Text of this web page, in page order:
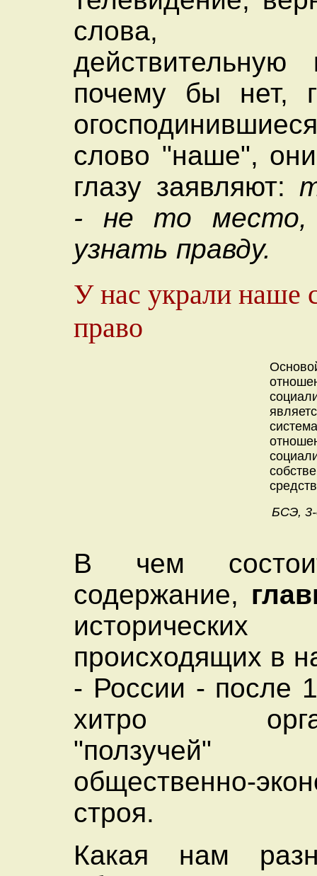
слова,
почему бы нет,
слово "наше",
глазу заявляют:
- не то место,
узнать правду.
У нас украли наше
право
БСЭ, 3-
В чем
содержание,
исторических
происходящих в
- России - после
хитро
общественно-
строя.
Какая нам